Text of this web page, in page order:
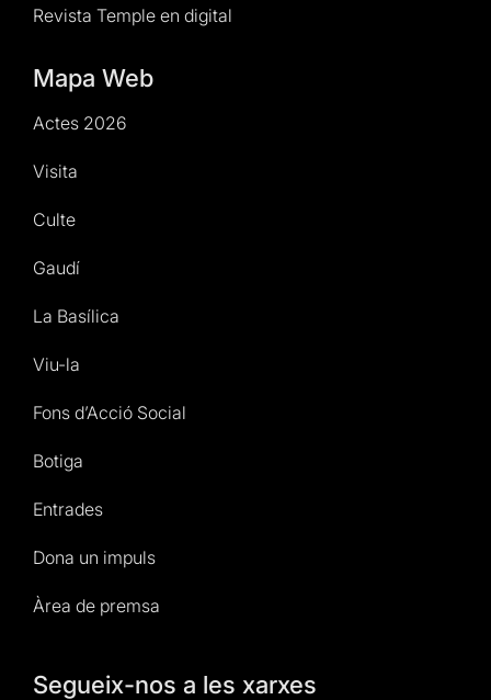
Revista Temple en digital
Mapa Web
Actes 2026
Visita
Culte
Gaudí
La Basílica
Viu-la
Fons d’Acció Social
Botiga
Entrades
Dona un impuls
Àrea de premsa
Segueix-nos a les xarxes